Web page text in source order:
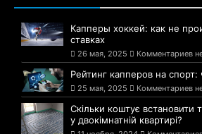
Капперы хоккей: как не
ставках
26 мая, 2025 Комментариев
Рейтинг капперов на спорт:
25 мая, 2025 Комментариев
Скільки коштує встановити
у двокімнатній квартирі?